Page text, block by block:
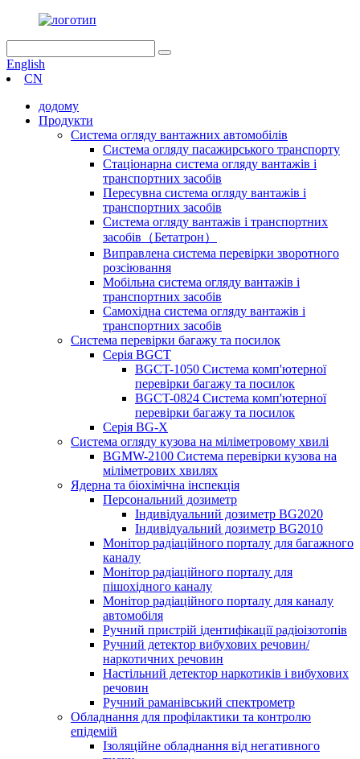
English
CN
додому
Продукти
Система огляду вантажних автомобілів
Система огляду пасажирського транспорту
Стаціонарна система огляду вантажів і
транспортних засобів
Пересувна система огляду вантажів і
транспортних засобів
Система огляду вантажів і транспортних
засобів（Бетатрон）
Виправлена ​​система перевірки зворотного
розсіювання
Мобільна система огляду вантажів і
транспортних засобів
Самохідна система огляду вантажів і
транспортних засобів
Система перевірки багажу та посилок
Серія BGCT
BGCT-1050 Система комп'ютерної
перевірки багажу та посилок
BGCT-0824 Система комп'ютерної
перевірки багажу та посилок
Серія BG-X
Система огляду кузова на міліметровому хвилі
BGMW-2100 Система перевірки кузова на
міліметрових хвилях
Ядерна та біохімічна інспекція
Персональний дозиметр
Індивідуальний дозиметр BG2020
Індивідуальний дозиметр BG2010
Монітор радіаційного порталу для багажного
каналу
Монітор радіаційного порталу для
пішохідного каналу
Монітор радіаційного порталу для каналу
автомобіля
Ручний пристрій ідентифікації радіоізотопів
Ручний детектор вибухових речовин/
наркотичних речовин
Настільний детектор наркотиків і вибухових
речовин
Ручний раманівський спектрометр
Обладнання для профілактики та контролю
епідемій
Ізоляційне обладнання від негативного